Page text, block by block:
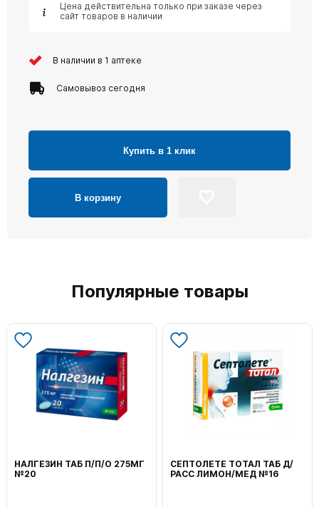
Цена действительна только при заказе через
сайт товаров в наличии
В наличии в 1 аптеке
Самовывоз сегодня
Купить в 1 клик
В корзину
Популярные товары
НАЛГЕЗИН ТАБ П/П/О 275МГ
№20
СЕПТОЛЕТЕ ТОТАЛ ТАБ Д/
РАСС ЛИМОН/МЕД №16